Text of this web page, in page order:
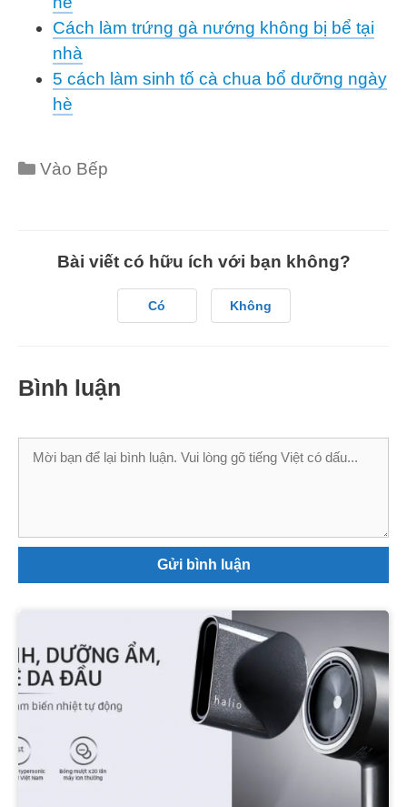
Cách làm trứng gà nướng không bị bể tại
nhà
5 cách làm sinh tố cà chua bổ dưỡng ngày
hè
Categories
Vào Bếp
Bài viết có hữu ích với bạn không?
Có Không
Bình luận
Bình